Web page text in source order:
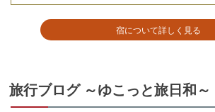
宿について詳しく見る
和ませる佇まいにもあります。情緒あふれる日本旅館
しみ下さい。
旅行ブログ ～ゆこっと旅日和～